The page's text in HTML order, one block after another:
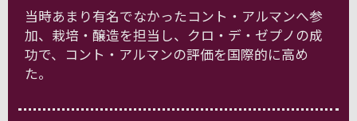
当時あまり有名でなかったコント・アルマンへ参
加、栽培・醸造を担当し、クロ・デ・ゼプノの成
功で、コント・アルマンの評価を国際的に高め
た。